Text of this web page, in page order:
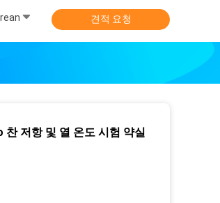
견적 요청
저항 및 열 온도 시험 약실